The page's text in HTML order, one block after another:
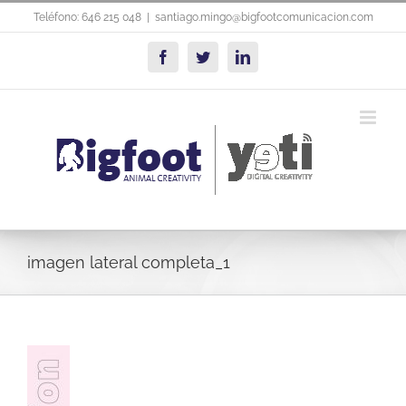
Saltar
Teléfono: 646 215 048 santiago.mingo@bigfootcomunicacion.com
FacebookTwitterLinkedIn
imagen lateral completa_1